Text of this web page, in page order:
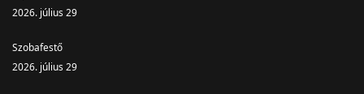
2026. július 29
Szobafestő
2026. július 29